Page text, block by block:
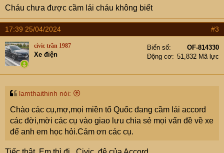
Cháu chưa được cầm lái cháu không biết
17:39 25/04/2024 #3
civic trần 1987
Xe điện
Biển số
OF-814330
Động cơ
51,832 Mã lực
lamthaithinh nói:
Chào các cụ,mợ,mọi miền tổ Quốc đang cầm lái accord
các đời,mời các cụ vào giao lưu chia sẻ mọi vấn đề về xe
để anh em học hỏi.Cảm ơn các cụ.